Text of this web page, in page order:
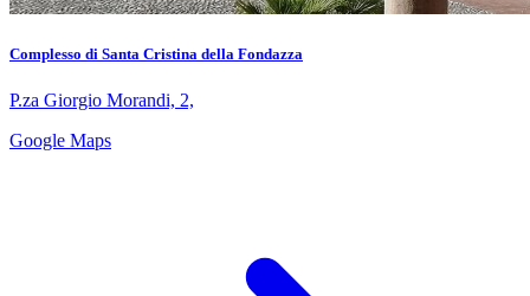
Complesso di Santa Cristina della Fondazza
P.za Giorgio Morandi, 2,
Google Maps